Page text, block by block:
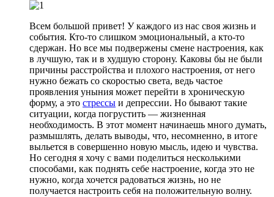
Всем большой привет! У каждого из нас своя жизнь и
события. Кто-то слишком эмоциональный, а кто-то
сдержан. Но все мы подвержены смене настроения, как
в лучшую, так и в худшую сторону. Каковы бы не были
причины расстройства и плохого настроения, от него
нужно бежать со скоростью света, ведь частое
проявления уныния может перейти в хроническую
форму, а это стрессы и депрессии. Но бывают такие
ситуации, когда погрустить — жизненная
необходимость. В этот момент начинаешь много думать,
размышлять, делать выводы, что, несомненно, в итоге
выльется в совершенно новую мысль, идею и чувства.
Но сегодня я хочу с вами поделиться несколькими
способами, как поднять себе настроение, когда это не
нужно, когда хочется радоваться жизнь, но не
получается настроить себя на положительную волну.